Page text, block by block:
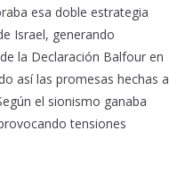
esa doble estrategia
Israel, generando
la Declaración Balfour en
así las promesas hechas a
el sionismo ganaba
tensiones